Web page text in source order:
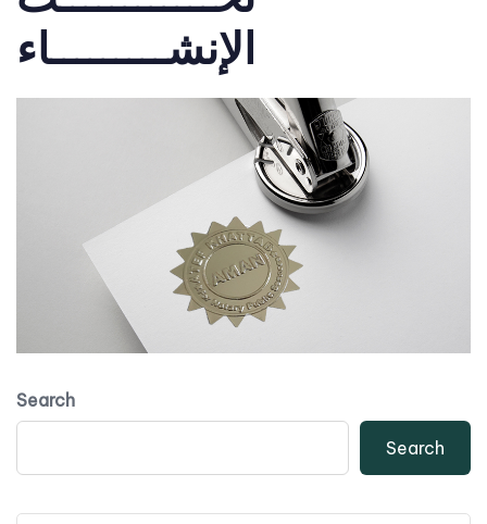
الإنشـــــــــاء
Search
Search